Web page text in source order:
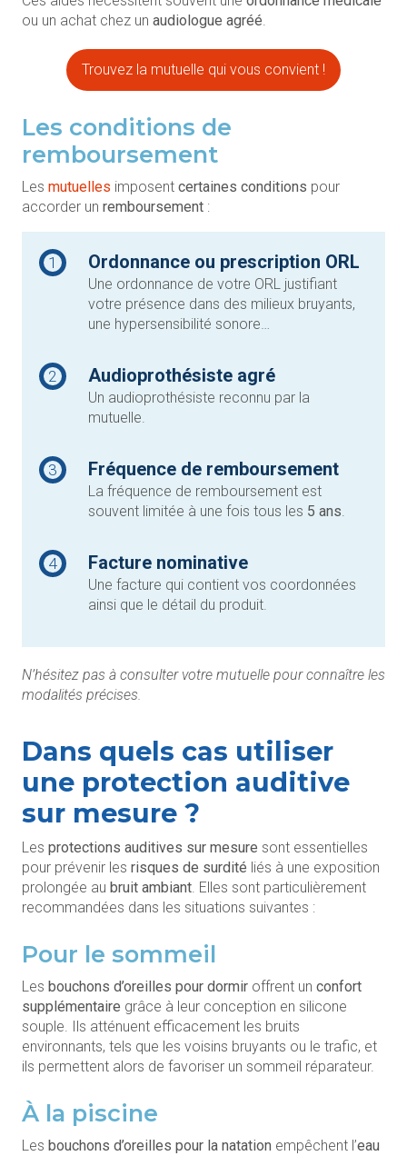
ou un achat chez un audiologue agréé.
Trouvez la mutuelle qui vous convient !
Les conditions de
remboursement
Les mutuelles imposent certaines conditions pour
accorder un remboursement :
1 Ordonnance ou prescription ORL
Une ordonnance de votre ORL justifiant
votre présence dans des milieux bruyants,
une hypersensibilité sonore…
2 Audioprothésiste agré
Un audioprothésiste reconnu par la
mutuelle.
3 Fréquence de remboursement
La fréquence de remboursement est
souvent limitée à une fois tous les 5 ans.
4 Facture nominative
Une facture qui contient vos coordonnées
ainsi que le détail du produit.
N’hésitez pas à consulter votre mutuelle pour connaître les
modalités précises.
Dans quels cas utiliser
une protection auditive
sur mesure ?
Les protections auditives sur mesure sont essentielles
pour prévenir les risques de surdité liés à une exposition
prolongée au bruit ambiant. Elles sont particulièrement
recommandées dans les situations suivantes :
Pour le sommeil
Les bouchons d’oreilles pour dormir offrent un confort
supplémentaire grâce à leur conception en silicone
souple. Ils atténuent efficacement les bruits
environnants, tels que les voisins bruyants ou le trafic, et
ils permettent alors de favoriser un sommeil réparateur.
À la piscine
Les bouchons d’oreilles pour la natation empêchent l’eau